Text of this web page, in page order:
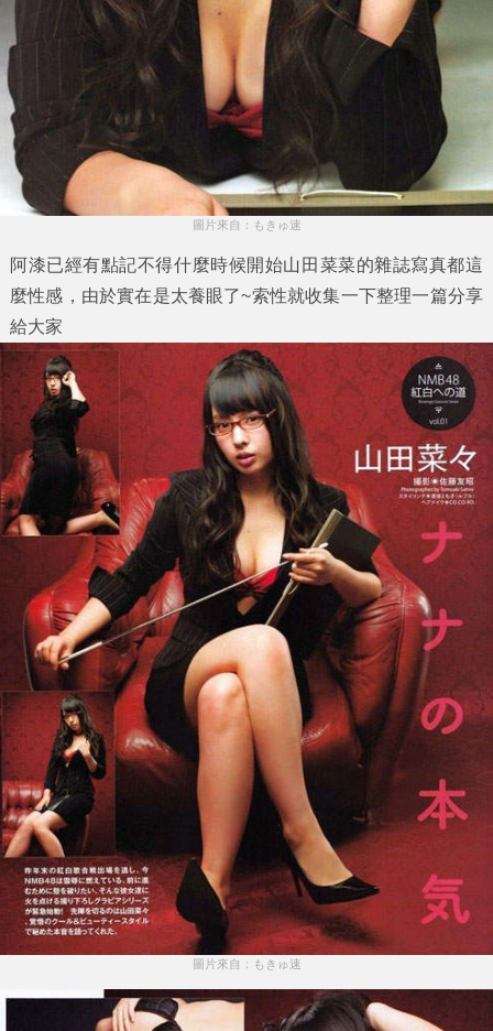
圖片來自：もきゅ速
阿漆已經有點記不得什麼時候開始山田菜菜的雜誌寫真都這
麼性感，由於實在是太養眼了~索性就收集一下整理一篇分享
給大家
圖片來自：もきゅ速